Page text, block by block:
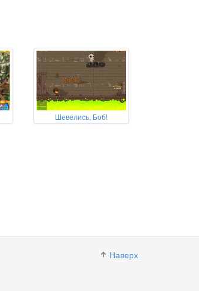
Шевелись, Боб!
Наверх